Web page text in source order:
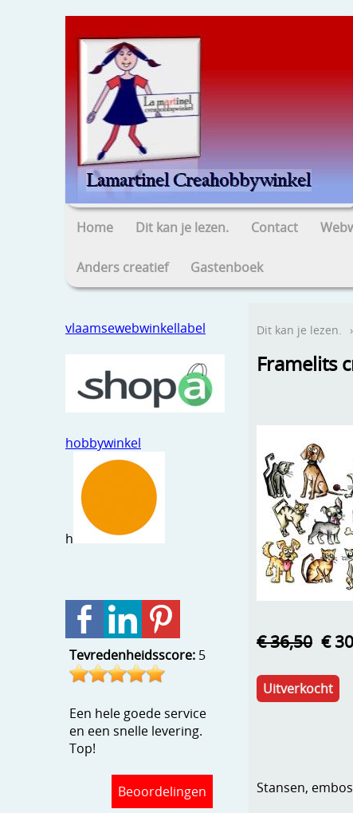
Home Dit kan je lezen. Contact
Anders creatief Gastenboek
vlaamsewebwinkellabel
hobbywinkel
h
Tevredenheidsscore: 5
Een hele goede service
en een snelle levering.
Top!
Beoordelingen
Dit kan je lezen. ›
Framelits
€ 36,50 €
Uitverkocht
Stansen,